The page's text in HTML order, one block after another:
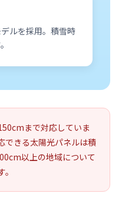
ルを採用。積雪時
まで対応していま
できる太陽光パネルは積
以上の地域について